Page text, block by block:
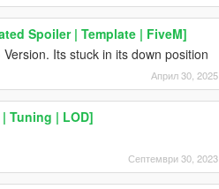
Spoiler | Template | FiveM]
Its stuck in its down position
Април 30, 2025
Tuning | LOD]
Септември 30, 2023